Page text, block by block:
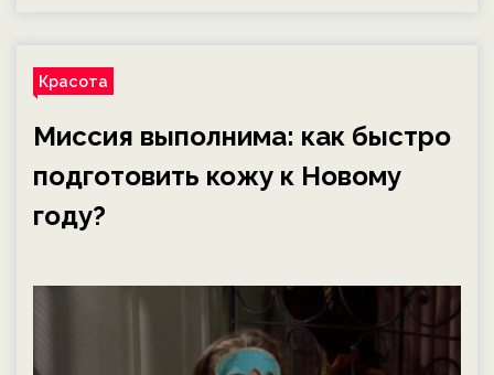
Красота
Миссия выполнима: как быстро
подготовить кожу к Новому
году?